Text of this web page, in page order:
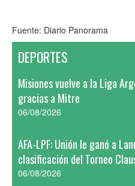
Fuente: Diario Panorama
DEPORTES
Misiones vuelve a la Liga
gracias a Mitre
06/08/2026
AFA-LPF: Unión le ganó a
clasificación del Torneo
06/08/2026